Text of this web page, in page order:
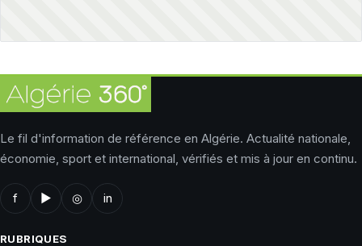
Le fil d'information de référence en Algérie. Actualité nationale,
économie, sport et international, vérifiés et mis à jour en continu.
f ▶ ◎ in
RUBRIQUES